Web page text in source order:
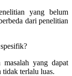
yang belum
dari penelitian
masalah yang dapat
terlalu luas.